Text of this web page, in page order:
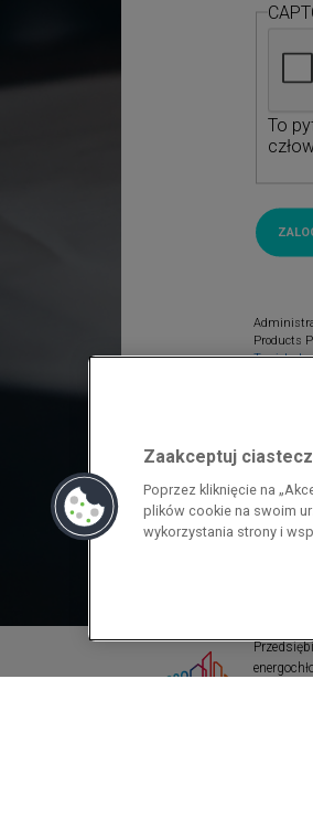
To
Products
Twoich
Zaakceptuj
Poprzez kliknięcie na
plików cookie na swoim
wykorzystania strony i